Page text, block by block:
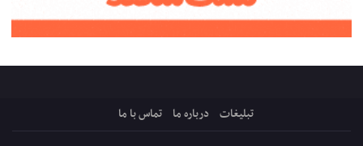
تبلیغات درباره ما تماس با ما